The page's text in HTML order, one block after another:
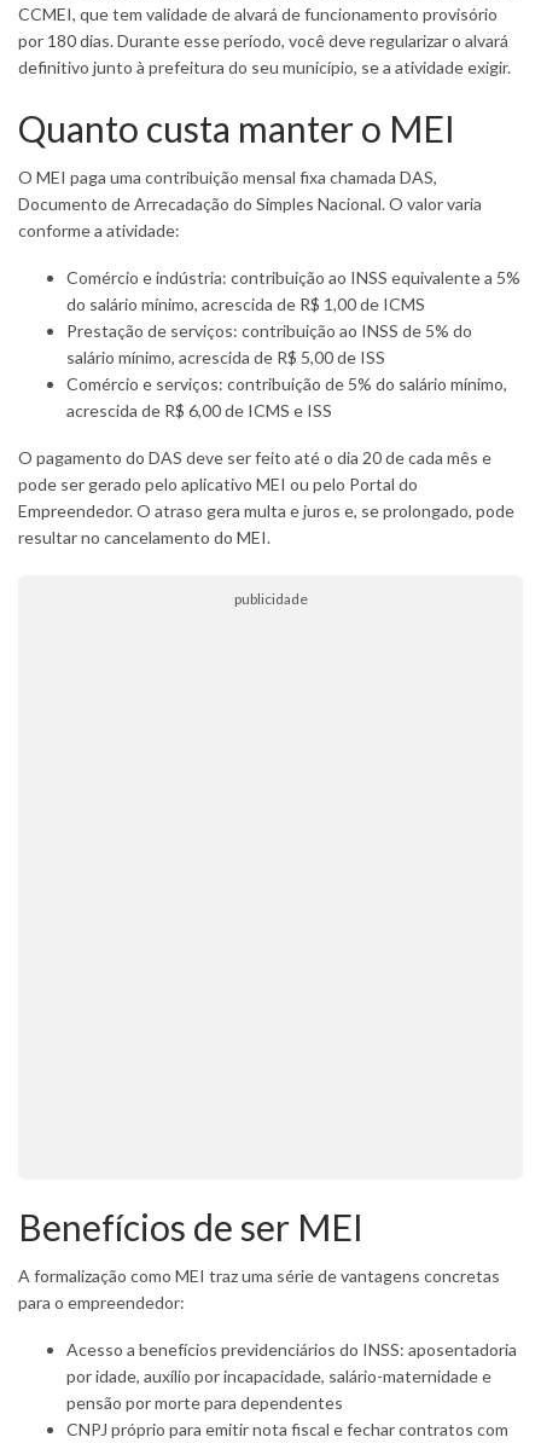
CCMEI, que tem validade de alvará de funcionamento provisório
por 180 dias. Durante esse período, você deve regularizar o alvará
definitivo junto à prefeitura do seu município, se a atividade exigir.
Quanto custa manter o MEI
O MEI paga uma contribuição mensal fixa chamada DAS,
Documento de Arrecadação do Simples Nacional. O valor varia
conforme a atividade:
Comércio e indústria: contribuição ao INSS equivalente a 5%
do salário mínimo, acrescida de R$ 1,00 de ICMS
Prestação de serviços: contribuição ao INSS de 5% do
salário mínimo, acrescida de R$ 5,00 de ISS
Comércio e serviços: contribuição de 5% do salário mínimo,
acrescida de R$ 6,00 de ICMS e ISS
O pagamento do DAS deve ser feito até o dia 20 de cada mês e
pode ser gerado pelo aplicativo MEI ou pelo Portal do
Empreendedor. O atraso gera multa e juros e, se prolongado, pode
resultar no cancelamento do MEI.
publicidade
Benefícios de ser MEI
A formalização como MEI traz uma série de vantagens concretas
para o empreendedor:
Acesso a benefícios previdenciários do INSS: aposentadoria
por idade, auxílio por incapacidade, salário-maternidade e
pensão por morte para dependentes
CNPJ próprio para emitir nota fiscal e fechar contratos com